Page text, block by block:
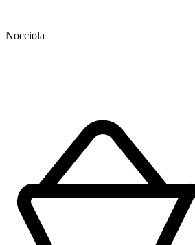
Nocciola